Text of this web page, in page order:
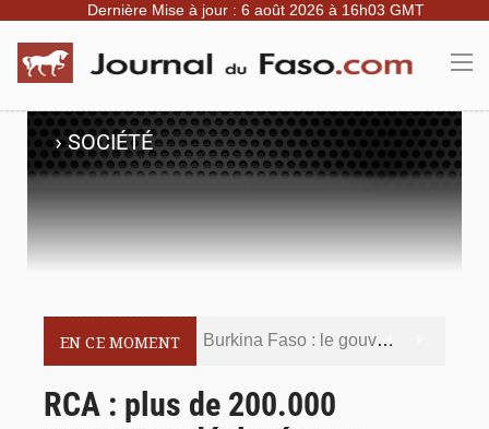
Dernière Mise à jour : 6 août 2026 à 16h03 GMT
›SOCIÉTÉ
EN CE MOMENT Burkina Faso : le gouvernement met en demeure l’artiste Kosa Pic de retirer de toutes les plateformes, ses contenus jugés contraires aux bonnes mœurs
RCA : plus de 200.000